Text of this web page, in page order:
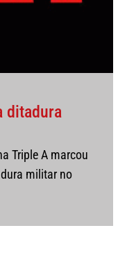
ditadura
Triple A marcou
militar no